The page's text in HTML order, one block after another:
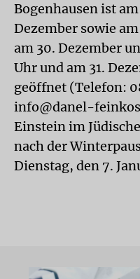
Bogenhausen ist
Dezember sowie
am 30. Dezember
Uhr und am 31.
geöffnet (Telefon:
info@danel-
Einstein im
nach der
Dienstag, den 7.